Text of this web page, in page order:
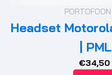
Headset
|
€34,50